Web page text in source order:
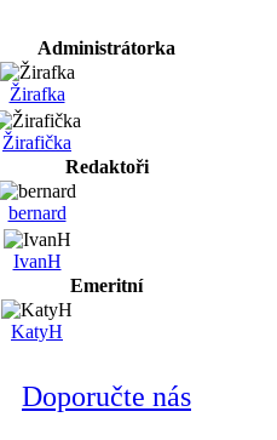
Administrátorka
Žirafka
Žirafička
Redaktoři
bernard
IvanH
Emeritní
KatyH
Doporučte nás